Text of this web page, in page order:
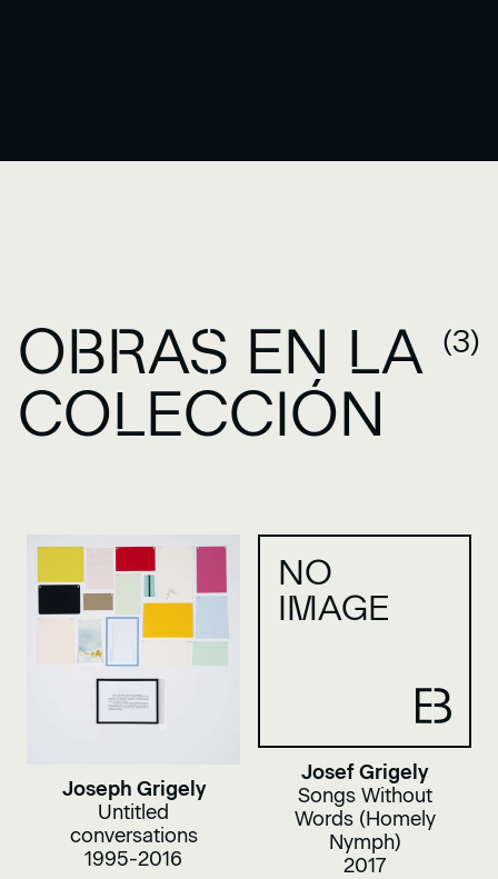
OBRAS EN LA
COLECCIÓN
(3)
Joseph Grigely
Untitled
conversations
1995-2016
NO
IMAGE
Josef Grigely
Songs Without
Words (Homely
Nymph)
2017